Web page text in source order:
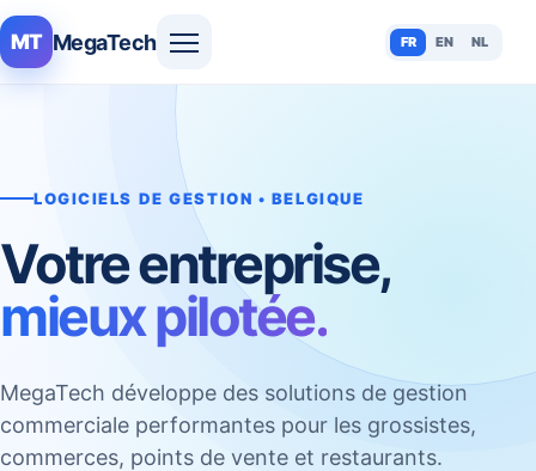
MT MegaTech FR EN NL
LOGICIELS DE GESTION • BELGIQUE
Votre entreprise,
mieux pilotée.
MegaTech développe des solutions de gestion
commerciale performantes pour les grossistes,
commerces, points de vente et restaurants.